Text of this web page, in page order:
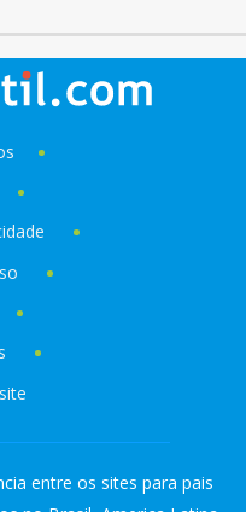
entre os sites para pais